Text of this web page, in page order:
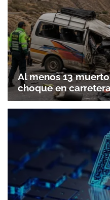
Al menos 13
choque en